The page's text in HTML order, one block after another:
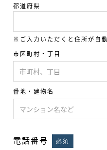
都道府県
※ご入力いただくと住所が自
市区町村・丁目
番地・建物名
電話番号 必須